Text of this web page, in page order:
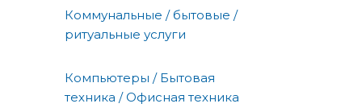
Коммунальные / бытовые /
ритуальные услуги
Компьютеры / Бытовая
техника / Офисная техника